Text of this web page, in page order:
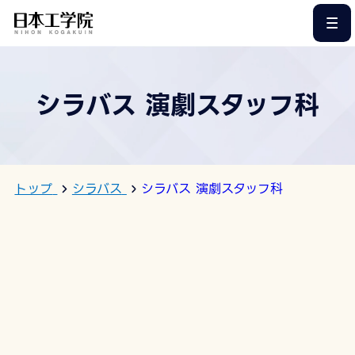
シラバス 演劇スタッフ科
トップ シラバス シラバス 演劇スタッフ科